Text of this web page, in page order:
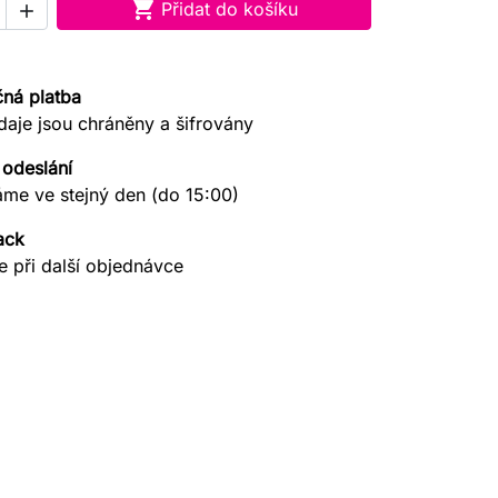
  Přidat do košíku
platba
jsou chráněny a šifrovány
ve stejný den (do 15:00)
při další objednávce